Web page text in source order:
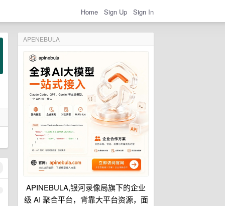
Home Sign Up Sign In
APENEBULA
APINEBULA,银河录像局旗下的企业
级 AI 聚合平台，背靠大平台资源，面